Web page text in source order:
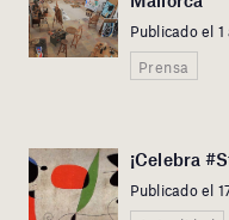
Publicado el
Prensa
¡Celebra
Publicado el